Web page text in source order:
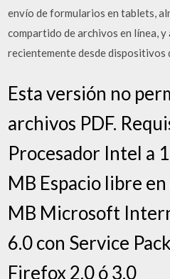
envío de formularios en tablets,
compartido de archivos en línea,
recientemente desde dispositivos
Esta versión no
archivos PDF.
Procesador Intel a
MB Espacio libre
MB Microsoft
6.0 con Service
Firefox 2.0 ó 3.0